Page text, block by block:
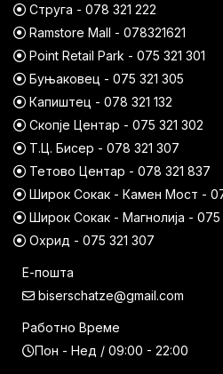
Струга - 078 321 222
Ramstore Mall - 078321621
Point Retail Park - 075 321 301
Буњаковец - 075 321 305
Капиштец - 078 321 132
Скопје Центар - 075 321 302
Т.Ц. Бисер - 078 321 307
Тетово Центар - 078 321 837
Широк Сокак - Камен Мост -
Широк Сокак - Магнолија - 075
Охрид - 075 321 307
Е-пошта
biserschatze@gmail.com
Работно Време
Пон - Нед / 09:00 - 22:00